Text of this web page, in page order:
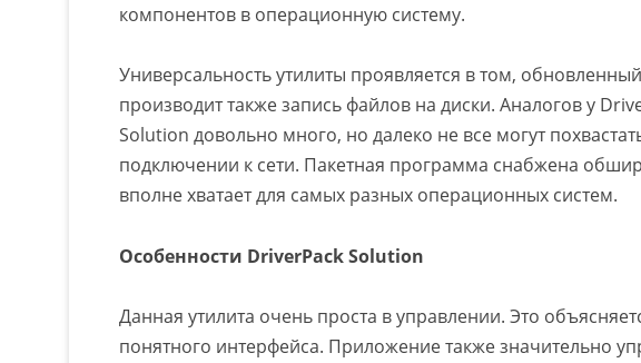
компонентов в операционную систему.
Универсальность утилиты проявляется в том,
производит также запись файлов на диски. Аналогов у
Solution довольно много, но далеко не все могут
подключении к сети. Пакетная программа снабжена
вполне хватает для самых разных операционных систем.
Особенности DriverPack Solution
Данная утилита очень проста в управлении. Это
понятного интерфейса. Приложение также значительно